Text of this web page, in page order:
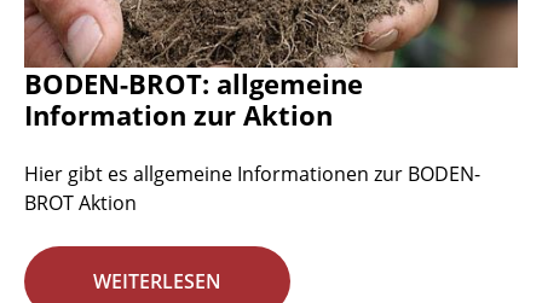
BODEN-BROT: allgemeine
Information zur Aktion
Hier gibt es allgemeine Informationen zur BODEN-
BROT Aktion
WEITERLESEN